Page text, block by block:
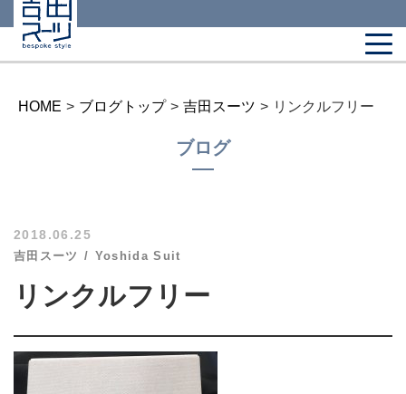
HOME > ブログトップ > 吉田スーツ > リンクルフリー
ブログ
2018.06.25
吉田スーツ Yoshida Suit
リンクルフリー